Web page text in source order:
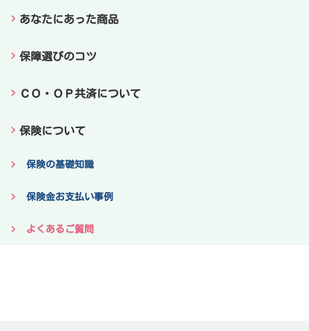
あなたにあった商品
保障選びのコツ
ＣＯ・ＯＰ共済について
保険について
保険の基礎知識
保険金お支払い事例
よくあるご質問